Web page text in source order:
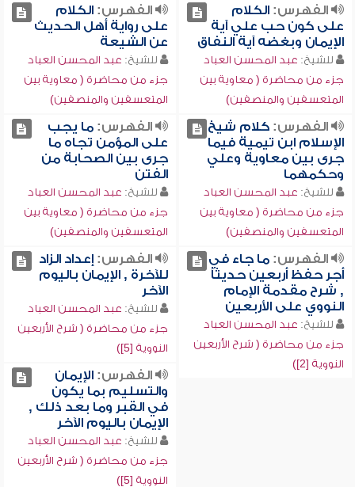
الفهرس:الكلام
على كون حب علي آية
الإيمان وبغضه آية النفاق
للشيخ: عبد المحسن العباد
جزء من محاضرة ( معاوية بين
المتعسفين والمنصفين)
الفهرس:الكلام
على رواية أهل الحديث
عن الشيعة
للشيخ: عبد المحسن العباد
جزء من محاضرة ( معاوية بين
المتعسفين والمنصفين)
الفهرس:كلام شيخ
الإسلام ابن تيمية فيما
جرى بين معاوية وعلي
وحكمهما
للشيخ: عبد المحسن العباد
جزء من محاضرة ( معاوية بين
المتعسفين والمنصفين)
الفهرس:ما يجب
على المؤمن تجاه ما
جرى بين الصحابة من
الفتن
للشيخ: عبد المحسن العباد
جزء من محاضرة ( معاوية بين
المتعسفين والمنصفين)
الفهرس:ما جاء في
أجر حفظ أربعين حديثاً
, شرح مقدمة الإمام
النووي على الأربعين
للشيخ: عبد المحسن العباد
جزء من محاضرة ( شرح الأربعين
النووية [2])
الفهرس:إعداد الزاد
للآخرة , الإيمان باليوم
الآخر
للشيخ: عبد المحسن العباد
جزء من محاضرة ( شرح الأربعين
النووية [5])
الفهرس:الإيمان
والتسليم بما يكون
في القبر وما بعد ذلك ,
الإيمان باليوم الآخر
للشيخ: عبد المحسن العباد
جزء من محاضرة ( شرح الأربعين
النووية [5])